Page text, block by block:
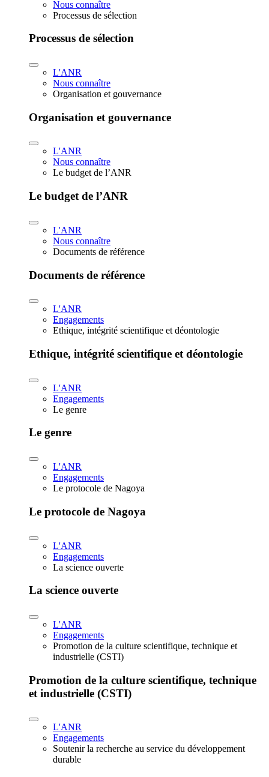
Nous connaître
Processus de sélection
Processus de sélection
L'ANR
Nous connaître
Organisation et gouvernance
Organisation et gouvernance
L'ANR
Nous connaître
Le budget de l’ANR
Le budget de l’ANR
L'ANR
Nous connaître
Documents de référence
Documents de référence
L'ANR
Engagements
Ethique, intégrité scientifique et déontologie
Ethique, intégrité scientifique et déontologie
L'ANR
Engagements
Le genre
Le genre
L'ANR
Engagements
Le protocole de Nagoya
Le protocole de Nagoya
L'ANR
Engagements
La science ouverte
La science ouverte
L'ANR
Engagements
Promotion de la culture scientifique, technique et
industrielle (CSTI)
Promotion de la culture scientifique, technique
et industrielle (CSTI)
L'ANR
Engagements
Soutenir la recherche au service du développement
durable